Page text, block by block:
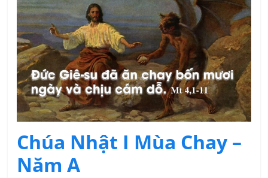
Chúa Nhật I Mùa Chay –
Năm A